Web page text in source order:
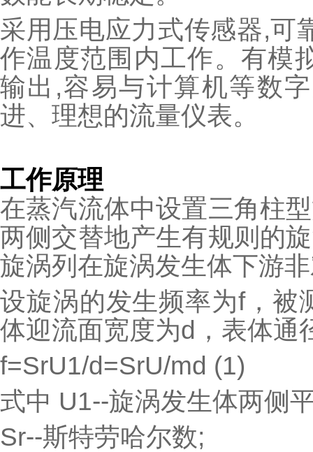
采用压电应力式传感器,
作温度范围内工作。有模
输出,容易与计算机等数
进、理想的流量仪表。
工作原理
在蒸汽流体中设置三角柱
两侧交替地产生有规则的
旋涡列在旋涡发生体下游
设旋涡的发生频率为f，被
体迎流面宽度为d，表体通
f=SrU1/d=SrU/md (1)
式中 U1--旋涡发生体两侧
Sr--斯特劳哈尔数;